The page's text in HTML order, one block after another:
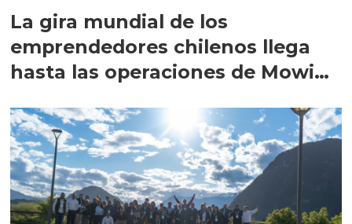
La gira mundial de los
emprendedores chilenos llega
hasta las operaciones de Mowi